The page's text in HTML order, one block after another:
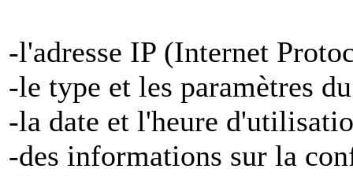
-l'adresse IP (Internet
-le type et les paramètres
-la date et l'heure
-des informations sur la